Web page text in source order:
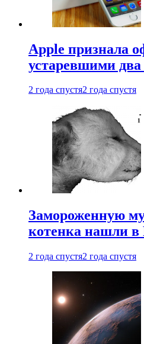
Apple признала
устаревшими
2 года спустя2 года спустя
Замороженную
котенка нашли в
2 года спустя2 года спустя